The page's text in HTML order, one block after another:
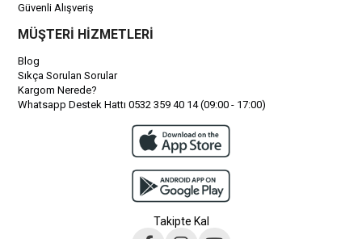
Güvenli Alışveriş
MÜŞTERİ HİZMETLERİ
Blog
Sıkça Sorulan Sorular
Kargom Nerede?
Whatsapp Destek Hattı 0532 359 40 14 (09:00 - 17:00)
Takipte Kal